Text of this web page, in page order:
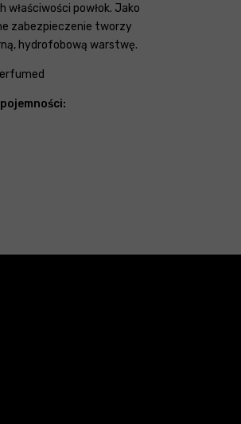
właściwości powłok. Jako
zabezpieczenie tworzy
hydrofobową warstwę.